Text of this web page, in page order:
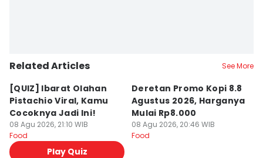
Related Articles See More
[QUIZ] Ibarat Olahan
Pistachio Viral, Kamu
Cocoknya Jadi Ini!
08 Agu 2026, 21:10 WIB
Food
Play Quiz
Deretan Promo Kopi 8.8
Agustus 2026, Harganya
Mulai Rp8.000
08 Agu 2026, 20:46 WIB
Food